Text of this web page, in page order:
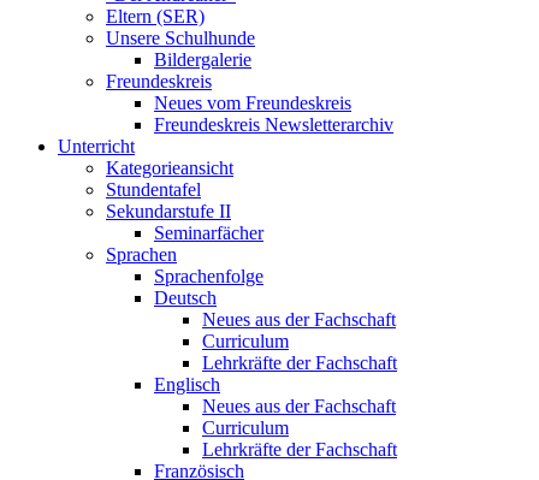
Eltern (SER)
Unsere Schulhunde
Bildergalerie
Freundeskreis
Neues vom Freundeskreis
Freundeskreis Newsletterarchiv
Unterricht
Kategorieansicht
Stundentafel
Sekundarstufe II
Seminarfächer
Sprachen
Sprachenfolge
Deutsch
Neues aus der Fachschaft
Curriculum
Lehrkräfte der Fachschaft
Englisch
Neues aus der Fachschaft
Curriculum
Lehrkräfte der Fachschaft
Französisch